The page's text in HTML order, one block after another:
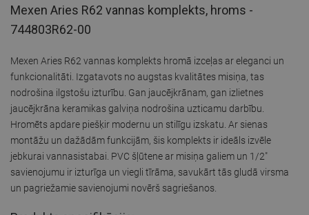
Mexen Aries R62 vannas komplekts, hroms -
744803R62-00
Mexen Aries R62 vannas komplekts hromā izceļas ar eleganci un
funkcionalitāti. Izgatavots no augstas kvalitātes misiņa, tas
nodrošina ilgstošu izturību. Gan jaucējkrānam, gan izlietnes
jaucējkrāna keramikas galviņa nodrošina uzticamu darbību.
Hromēts apdare piešķir modernu un stilīgu izskatu. Ar sienas
montāžu un dažādām funkcijām, šis komplekts ir ideāls izvēle
jebkurai vannasistabai. PVC šļūtene ar misiņa galiem un 1/2"
savienojumu ir izturīga un viegli tīrāma, savukārt tās gludā virsma
un pagriežamie savienojumi novērš sagriešanos.